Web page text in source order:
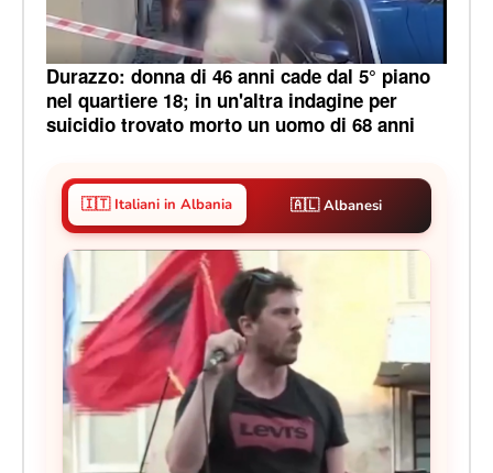
Durazzo: donna di 46 anni cade dal 5° piano
nel quartiere 18; in un'altra indagine per
suicidio trovato morto un uomo di 68 anni
🇮🇹 Italiani in Albania 🇦🇱 Albanesi